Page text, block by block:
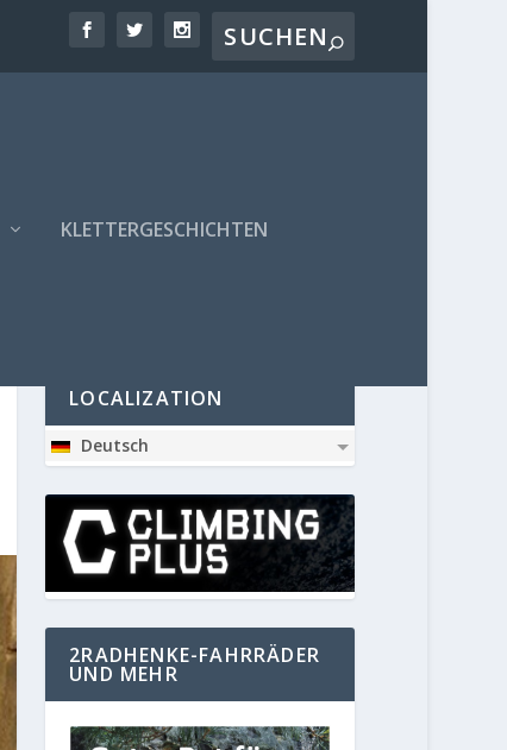
KLETTERGESCHICHTEN
LOCALIZATION
Deutsch
2RADHENKE-FAHRRÄDER
UND MEHR